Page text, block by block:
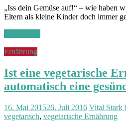
F
i
t
n
e
s
i
a
l
„Iss dein Gemüse auf!“ – wie haben
Eltern als kleine Kinder doch immer
Ernährung
Ist eine vegetarische
automatisch eine
16. Mai 201526. Juli 2016 Vital Stark
vegetarisch, vegetarische Ernährung